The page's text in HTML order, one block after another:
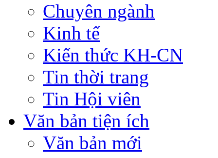
Chuyên ngành
Kinh tế
Kiến thức KH-CN
Tin thời trang
Tin Hội viên
Văn bản tiện ích
Văn bản mới